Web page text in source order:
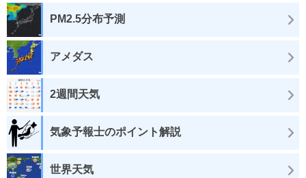
PM2.5分布予測
アメダス
2週間天気
気象予報士のポイント解説
世界天気